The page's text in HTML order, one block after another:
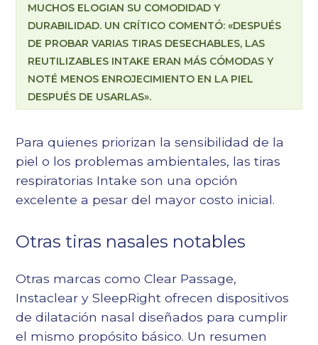
MUCHOS ELOGIAN SU COMODIDAD Y
DURABILIDAD. UN CRÍTICO COMENTÓ: «DESPUÉS
DE PROBAR VARIAS TIRAS DESECHABLES, LAS
REUTILIZABLES INTAKE ERAN MÁS CÓMODAS Y
NOTÉ MENOS ENROJECIMIENTO EN LA PIEL
DESPUÉS DE USARLAS».
Para quienes priorizan la sensibilidad de la
piel o los problemas ambientales, las tiras
respiratorias Intake son una opción
excelente a pesar del mayor costo inicial.
Otras tiras nasales notables
Otras marcas como Clear Passage,
Instaclear y SleepRight ofrecen dispositivos
de dilatación nasal diseñados para cumplir
el mismo propósito básico. Un resumen